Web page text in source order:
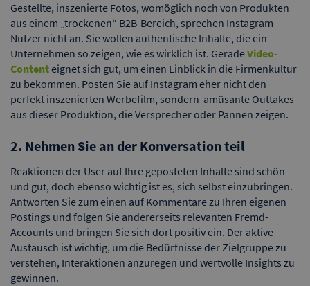
Gestellte, inszenierte Fotos, womöglich noch von Produkten
aus einem „trockenen“ B2B-Bereich, sprechen Instagram-
Nutzer nicht an. Sie wollen authentische Inhalte, die ein
Unternehmen so zeigen, wie es wirklich ist. GeradeVideo-
Contenteignet sich gut, um einen Einblick in die Firmenkultur
zu bekommen. Posten Sie auf Instagram eher nicht den
perfekt inszenierten Werbefilm, sondern amüsante Outtakes
aus dieser Produktion, die Versprecher oder Pannen zeigen.
2. Nehmen Sie an der Konversation teil
Reaktionen der User auf Ihre geposteten Inhalte sind schön
und gut, doch ebenso wichtig ist es, sich selbst einzubringen.
Antworten Sie zum einen auf Kommentare zu Ihren eigenen
Postings und folgen Sie andererseits relevanten Fremd-
Accounts und bringen Sie sich dort positiv ein. Der aktive
Austausch ist wichtig, um die Bedürfnisse der Zielgruppe zu
verstehen, Interaktionen anzuregen und wertvolle Insights zu
gewinnen.